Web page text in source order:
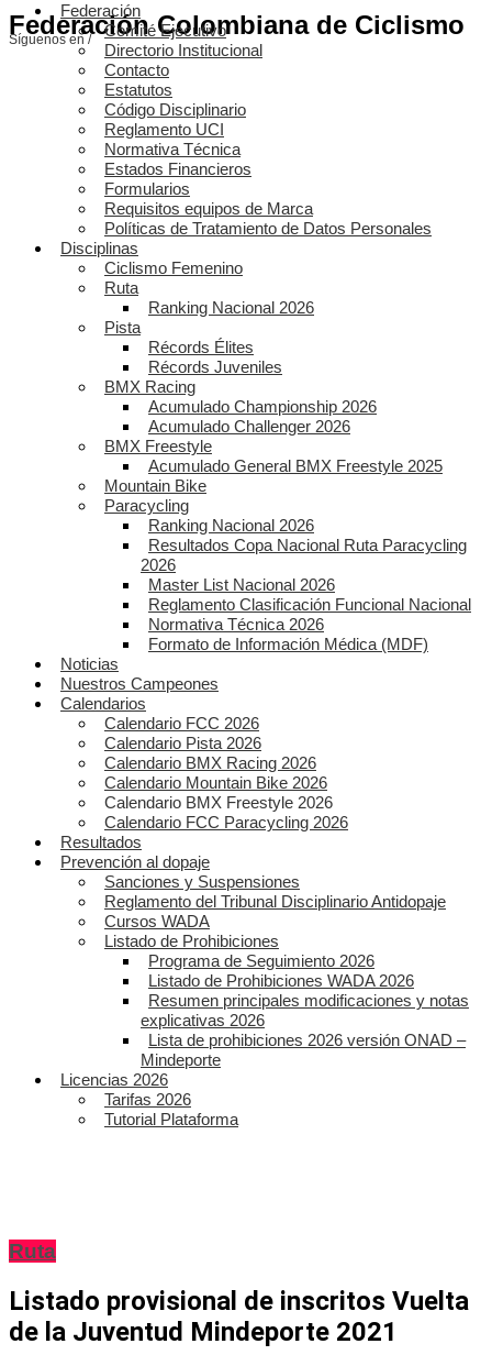
Federación Colombiana de Ciclismo
Síguenos en /
Federación
Comité Ejecutivo
Directorio Institucional
Contacto
Estatutos
Código Disciplinario
Reglamento UCI
Normativa Técnica
Estados Financieros
Formularios
Requisitos equipos de Marca
Políticas de Tratamiento de Datos Personales
Disciplinas
Ciclismo Femenino
Ruta
Ranking Nacional 2026
Pista
Récords Élites
Récords Juveniles
BMX Racing
Acumulado Championship 2026
Acumulado Challenger 2026
BMX Freestyle
Acumulado General BMX Freestyle 2025
Mountain Bike
Paracycling
Ranking Nacional 2026
Resultados Copa Nacional Ruta Paracycling
2026
Master List Nacional 2026
Reglamento Clasificación Funcional Nacional
Normativa Técnica 2026
Formato de Información Médica (MDF)
Noticias
Nuestros Campeones
Calendarios
Calendario FCC 2026
Calendario Pista 2026
Calendario BMX Racing 2026
Calendario Mountain Bike 2026
Calendario BMX Freestyle 2026
Calendario FCC Paracycling 2026
Resultados
Prevención al dopaje
Sanciones y Suspensiones
Reglamento del Tribunal Disciplinario Antidopaje
Cursos WADA
Listado de Prohibiciones
Programa de Seguimiento 2026
Listado de Prohibiciones WADA 2026
Resumen principales modificaciones y notas
explicativas 2026
Lista de prohibiciones 2026 versión ONAD –
Mindeporte
Licencias 2026
Tarifas 2026
Tutorial Plataforma
Ruta
Listado provisional de inscritos Vuelta
de la Juventud Mindeporte 2021